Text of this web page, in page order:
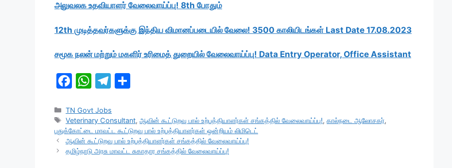
அலுவலக உதவியாளர் வேலைவாய்ப்பு! 8th போதும்
12th முடித்தவர்களுக்கு இந்திய விமானப்படையில் வேலை! 3500 காலியிடங்கள் Last Date 17.08.2023
சமூக நலன் மற்றும் மகளிர் உரிமைத் துறையில் வேலைவாய்ப்பு! Data Entry Operator, Office Assistant
F
c
e
b
o
W
at
s
A
p
T
e
gr
a
m
e
Categories
TN Govt Jobs
Tags
Veterinary Consultant,ஆவின் கூட்டுறவு பால் உற்பத்தியாளர்கள் சங்கத்தில் வேலைவாய்ப்பு!,கால்நடை ஆலோசகர்,
புதுக்கோட்டை மாவட்ட கூட்டுறவு பால் உற்பத்தியாளர்கள் ஒன்றியம் லிமிடெட்
ஆவின் கூட்டுறவு பால் உற்பத்தியாளர்கள் சங்கத்தில் வேலைவாய்ப்பு!
தமிழ்நாடு அரசு மாவட்ட சுகாதார சங்கத்தில் வேலைவாய்ப்பு!